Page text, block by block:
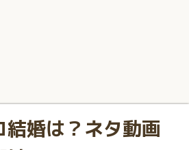
婚は？ネタ動画